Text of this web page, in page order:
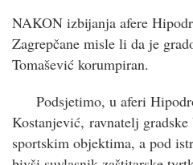
NAKON izbijanja afere
Zagrepčane misle li da je
Tomašević korumpiran.
Podsjetimo, u aferi
Kostanjević, ravnatelj gradske
sportskim objektima, a pod